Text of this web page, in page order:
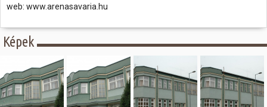
web: www.arenasavaria.hu
Képek